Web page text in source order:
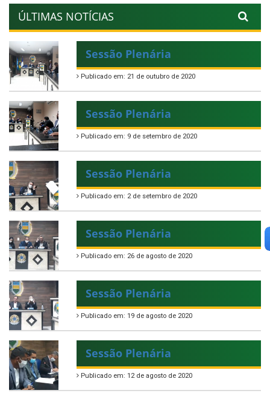
ÚLTIMAS NOTÍCIAS
Sessão Plenária
Publicado em: 21 de outubro de 2020
Sessão Plenária
Publicado em: 9 de setembro de 2020
Sessão Plenária
Publicado em: 2 de setembro de 2020
Sessão Plenária
Publicado em: 26 de agosto de 2020
Sessão Plenária
Publicado em: 19 de agosto de 2020
Sessão Plenária
Publicado em: 12 de agosto de 2020